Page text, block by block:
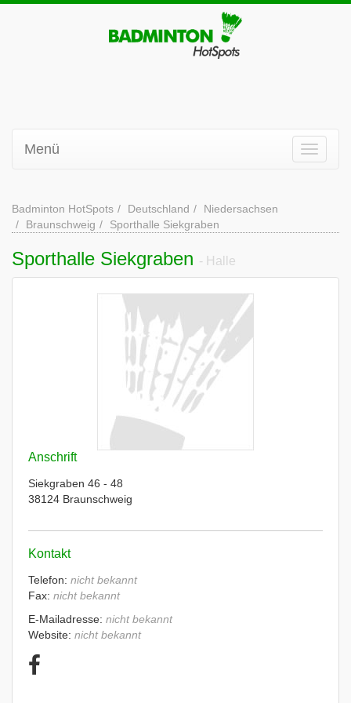
Menü
Badminton HotSpots Deutschland
Niedersachsen
Braunschweig
Sporthalle Siekgraben
Sporthalle Siekgraben - Halle
Anschrift
Siekgraben 46 - 48
38124 Braunschweig
Kontakt
Telefon: nicht bekannt
Fax: nicht bekannt
E-Mailadresse: nicht bekannt
Website: nicht bekannt